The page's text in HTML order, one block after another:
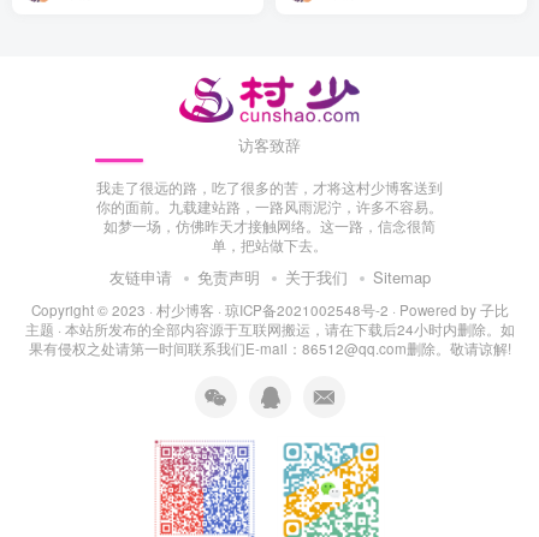
访客致辞
我走了很远的路，吃了很多的苦，才将这村少博客送到
你的面前。九载建站路，一路风雨泥泞，许多不容易。
如梦一场，仿佛昨天才接触网络。这一路，信念很简
单，把站做下去。
友链申请 免责声明 关于我们 Sitemap
Copyright © 2023 · 村少博客 · 琼ICP备2021002548号-2 · Powered by子比
主题 · 本站所发布的全部内容源于互联网搬运，请在下载后24小时内删除。如
果有侵权之处请第一时间联系我们E-mail：86512@qq.com删除。敬请谅解!